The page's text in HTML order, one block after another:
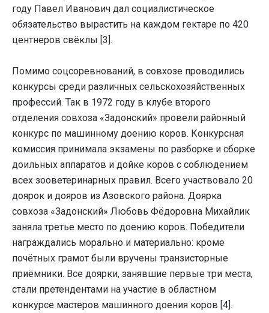
году Павел Иванович дал социалистическое
обязательство вырастить на каждом гектаре по 420
центнеров свёклы [3].
Помимо соцсоревнований, в совхозе проводились
конкурсы среди различных сельскохозяйственных
профессий. Так в 1972 году в клубе второго
отделения совхоза «Задонский» провели районный
конкурс по машинному доению коров. Конкурсная
комиссия принимала экзамены по разборке и сборке
доильных аппаратов и дойке коров с соблюдением
всех зооветеринарных правил. Всего участвовало 20
доярок и дояров из Азовского района. Доярка
совхоза «Задонский» Любовь Фёдоровна Михайлик
заняла третье место по доению коров. Победители
награждались морально и материально: кроме
почётных грамот были вручены транзисторные
приёмники. Все доярки, занявшие первые три места,
стали претендентами на участие в областном
конкурсе мастеров машинного доения коров [4].